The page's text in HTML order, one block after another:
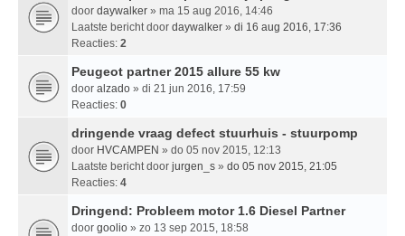
door daywalker » ma 15 aug 2016, 14:46
Laatste bericht door daywalker » di 16 aug 2016, 17:36
Reacties: 2
Peugeot partner 2015 allure 55 kw
door alzado » di 21 jun 2016, 17:59
Reacties: 0
dringende vraag defect stuurhuis - stuurpomp
door HVCAMPEN » do 05 nov 2015, 12:13
Laatste bericht door jurgen_s » do 05 nov 2015, 21:05
Reacties: 4
Dringend: Probleem motor 1.6 Diesel Partner
door goolio » zo 13 sep 2015, 18:58